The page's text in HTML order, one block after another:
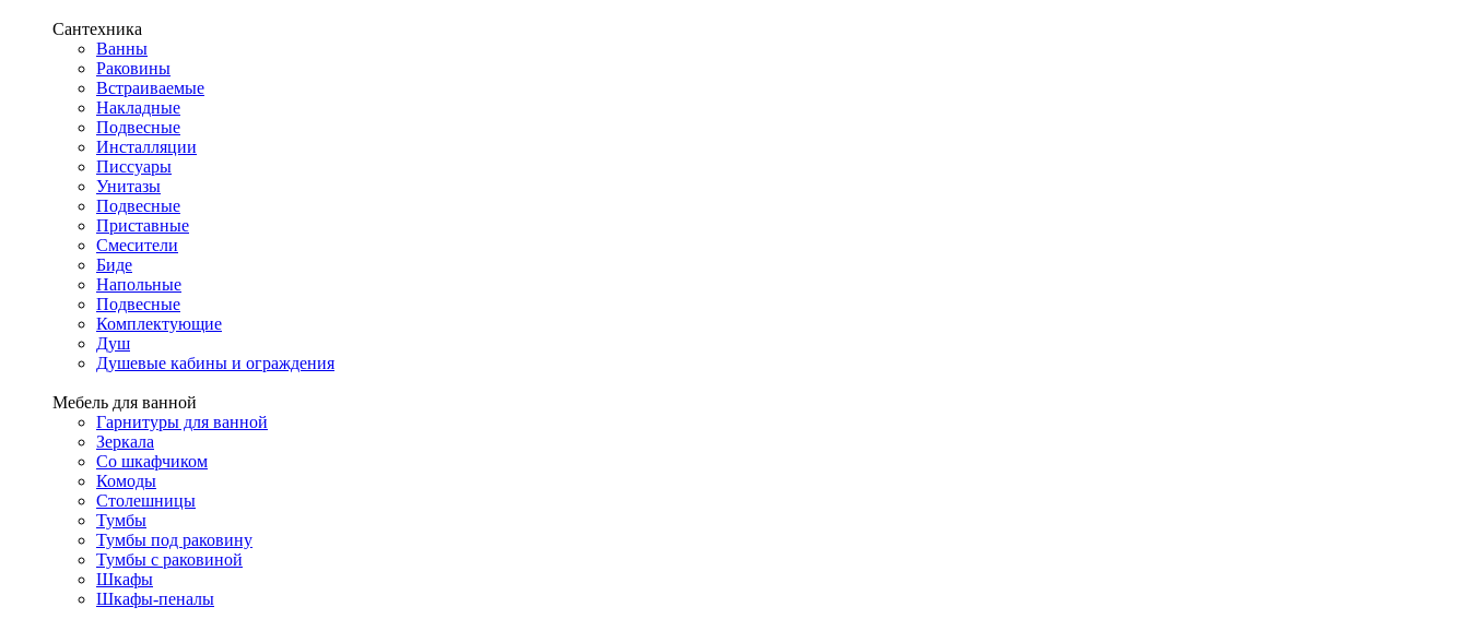
Сантехника
Ванны
Раковины
Встраиваемые
Накладные
Подвесные
Инсталляции
Писсуары
Унитазы
Подвесные
Приставные
Смесители
Биде
Напольные
Подвесные
Комплектующие
Душ
Душевые кабины и ограждения
Мебель для ванной
Гарнитуры для ванной
Зеркала
Со шкафчиком
Комоды
Столешницы
Тумбы
Тумбы под раковину
Тумбы с раковиной
Шкафы
Шкафы-пеналы